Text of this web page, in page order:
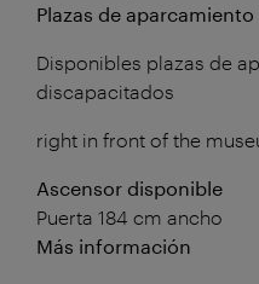
Plazas de
Disponibles plazas de
discapacitados
right in front of the
Ascensor disponible
Puerta 184 cm ancho
Más información